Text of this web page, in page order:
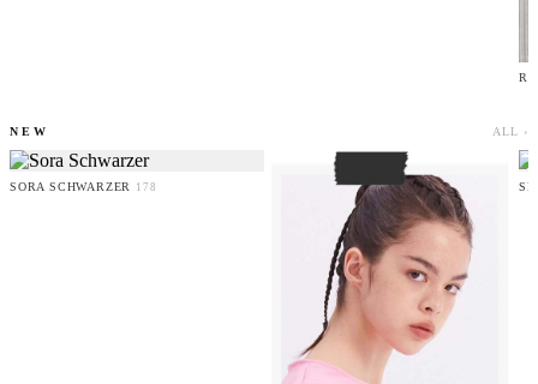
NEW ALL ›
SORA SCHWARZER 178